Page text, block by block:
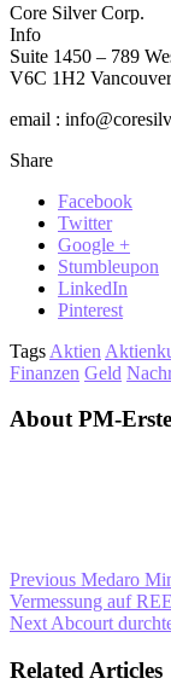
Core Silver Corp.
Info
Suite 1450 – 789
V6C 1H2
email :
Share
Facebook
Twitter
Google +
Stumbleupon
LinkedIn
Pinterest
Tags Aktien
Finanzen Geld
About PM-
Previous Medaro
Vermessung auf
Next Abcourt
Related Articles